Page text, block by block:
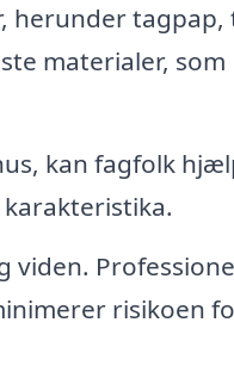
herunder tagpap,
materialer, som
kan fagfolk
risikoen